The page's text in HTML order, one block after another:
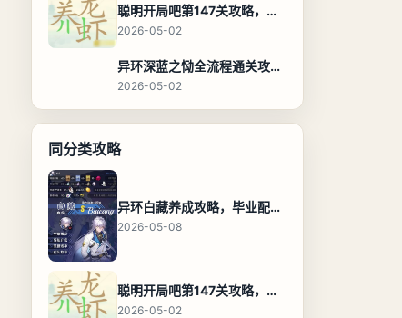
聪明开局吧第147关攻略，养龙虾找出27个常用字通关答案
2026-05-02
异环深蓝之恸全流程通关攻略，教程与隐藏奖励
2026-05-02
同分类攻略
异环白藏养成攻略，毕业配装、技能加点与阵容搭配保姆级解析
2026-05-08
聪明开局吧第147关攻略，养龙虾找出27个常用字通关答案
2026-05-02